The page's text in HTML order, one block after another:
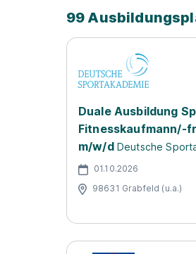
99
Duale Ausbildung
Fitnesskaufmann/-
m/w/d Deutsche
01.10.2026
98631 Grabfeld (u.a.)